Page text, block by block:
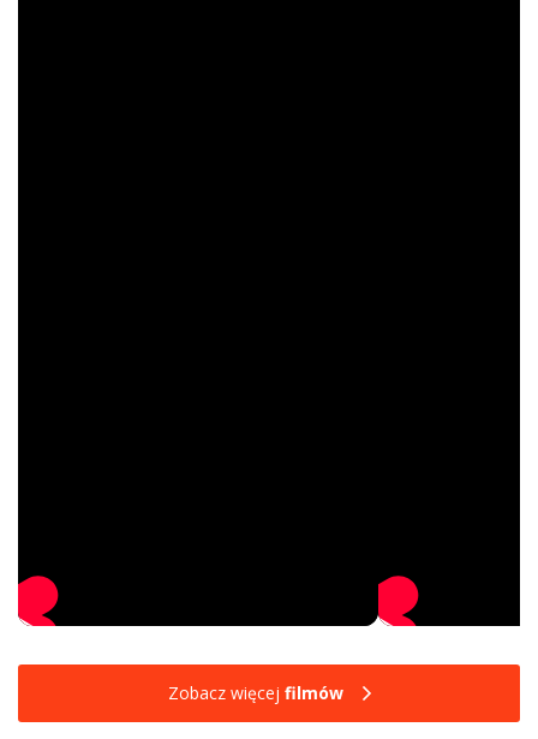
Zobacz więcej filmów